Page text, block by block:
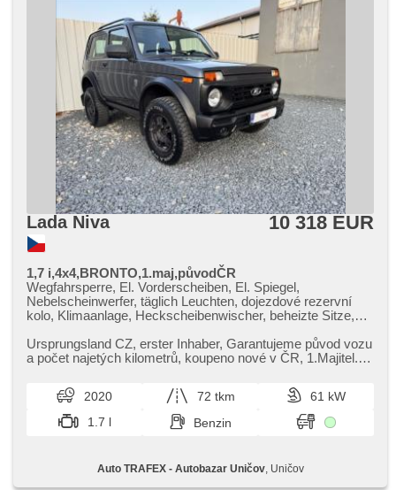
Lada Niva 10 318 EUR
1,7 i,4x4,BRONTO,1.maj,původČR
Wegfahrsperre, El. Vorderscheiben, El. Spiegel,
Nebelscheinwerfer, täglich Leuchten, dojezdové rezervní
kolo, Klimaanlage, Heckscheibenwischer, beheizte Sitze,
Alufelgen, ABS, Außenthermometer, Handgetriebe, Antrieb
4x4, Differentialsperre, Servolenkung, 5 rychlostních stupňů
Ursprungsland CZ,​ erster Inhaber,​ Garantujeme původ vozu
a počet najetých kilometrů,​ koupeno nové v ČR,​ 1.Majitel.
2020 72 tkm
61 kW
1.7 l
Benzin
Auto TRAFEX - Autobazar Uničov, Uničov